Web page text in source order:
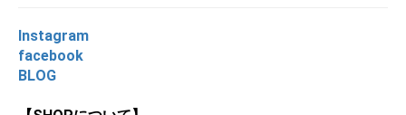
Instagram
facebook
BLOG